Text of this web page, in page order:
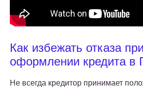
Как избежать отказа при
оформлении кредита в
Не всегда кредитор принимает